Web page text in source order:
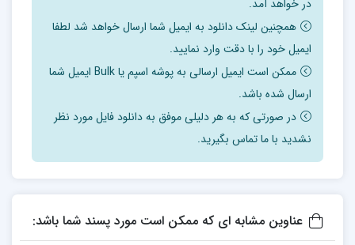
در خواهد آمد.
همچنین لینک دانلود به ایمیل شما ارسال خواهد شد لطفا
ایمیل خود را با دقت وارد نمایید.
ممکن است ایمیل ارسالی به پوشه اسپم یا Bulk ایمیل شما
ارسال شده باشد.
در صورتی که به هر دلیلی موفق به دانلود فایل مورد نظر
نشدید با ما تماس بگیرید.
عناوین مشابه ای که ممکن است مورد پسند شما باشد: